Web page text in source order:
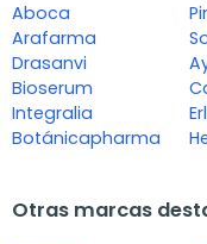
Aboca
Arafarma
Drasanvi
Bioserum
Integralia
Botánicapharma
Otras marcas